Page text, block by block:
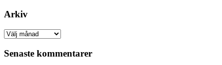
Arkiv
Arkiv
Senaste kommentarer